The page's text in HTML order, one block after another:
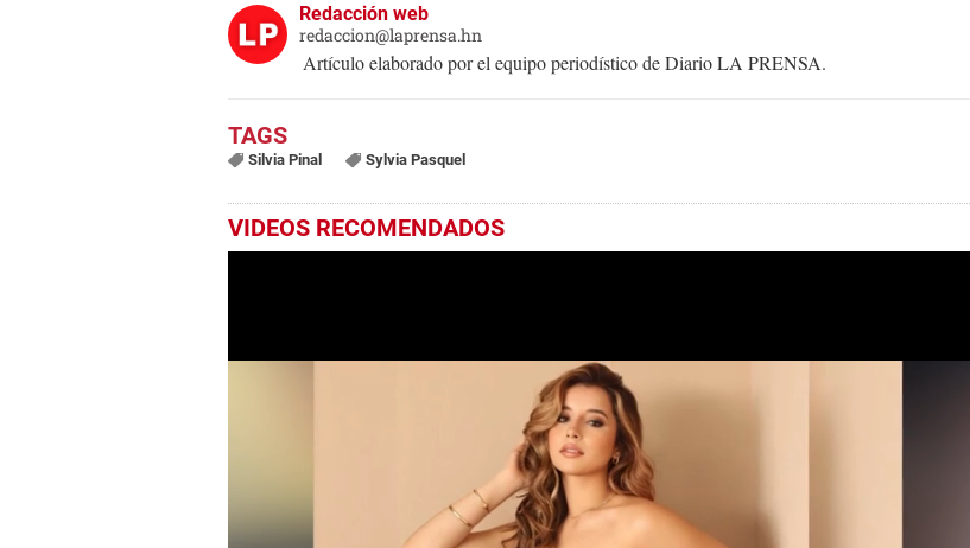
Redacción web
redaccion@laprensa.hn
Artículo elaborado por el equipo periodístico de Diario LA PRENSA.
Silvia Pinal Sylvia Pasquel
VIDEOS RECOMENDADOS